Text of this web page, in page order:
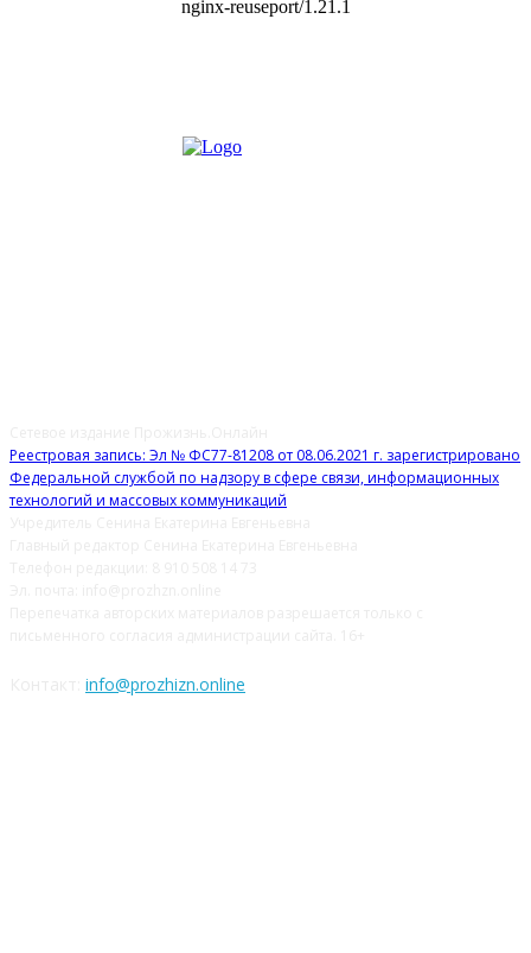
Реестровая запись: Эл № ФС77-81208 от 08.06.2021 г. зарегистрировано
Федеральной службой по надзору в сфере связи, информационных
технологий и массовых коммуникаций
info@prozhizn.online